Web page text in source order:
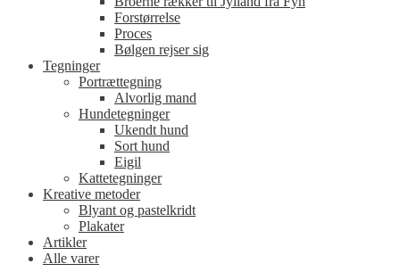
Forstørrelse
Proces
Bølgen rejser sig
Tegninger
Portrættegning
Alvorlig mand
Hundetegninger
Ukendt hund
Sort hund
Eigil
Kattetegninger
Kreative metoder
Blyant og pastelkridt
Plakater
Artikler
Alle varer